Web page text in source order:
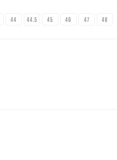
44 44.5 45 46 47 48